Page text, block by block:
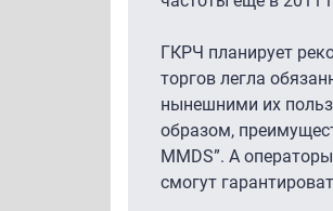
ГКРЧ планирует
торгов легла
нынешними их
образом,
MMDS”. А
смогут